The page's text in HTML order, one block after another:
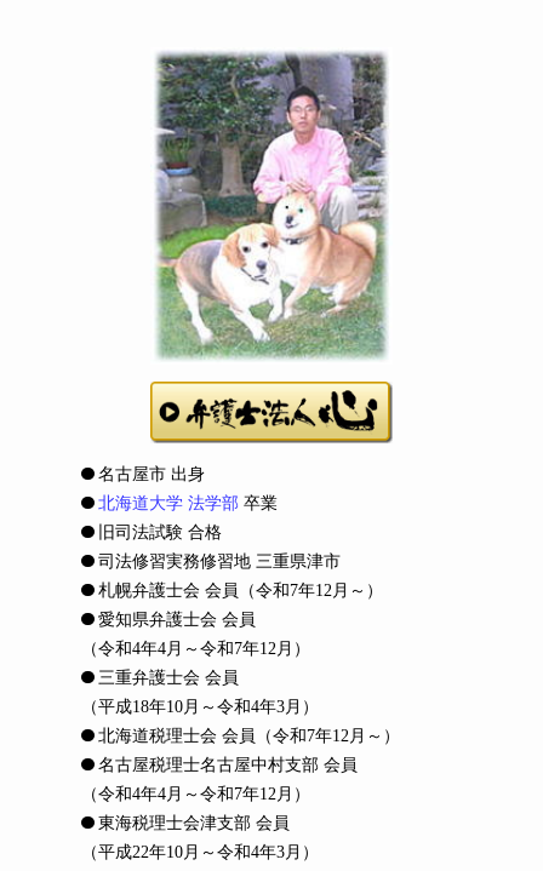
名古屋市 出身
北海道大学 法学部 卒業
旧司法試験 合格
司法修習実務修習地 三重県津市
札幌弁護士会 会員
（令和7年12月～）
愛知県弁護士会 会員
（令和4年4月～令和7年12月）
三重弁護士会 会員
（平成18年10月～令和4年3月）
北海道税理士会 会員
（令和7年12月～）
名古屋税理士名古屋中村支部 会員
（令和4年4月～令和7年12月）
東海税理士会津支部 会員
（平成22年10月～令和4年3月）